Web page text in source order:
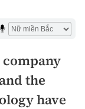
company
the
have